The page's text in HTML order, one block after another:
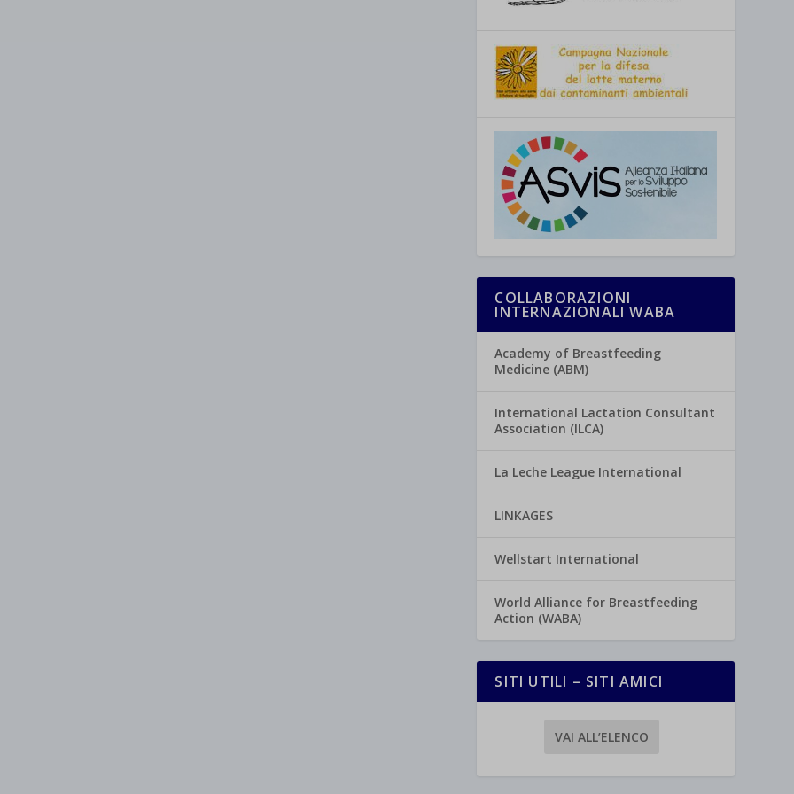
COLLABORAZIONI
INTERNAZIONALI WABA
Academy of Breastfeeding
Medicine (ABM)
International Lactation Consultant
Association (ILCA)
La Leche League International
LINKAGES
Wellstart International
World Alliance for Breastfeeding
Action (WABA)
SITI UTILI – SITI AMICI
VAI ALL’ELENCO